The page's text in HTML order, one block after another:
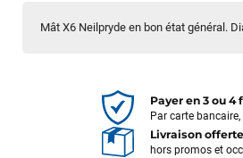
Mât X6 Neilpryde en bon état général.
Payer en 3 ou 4
Par carte
Livraison
hors promos et